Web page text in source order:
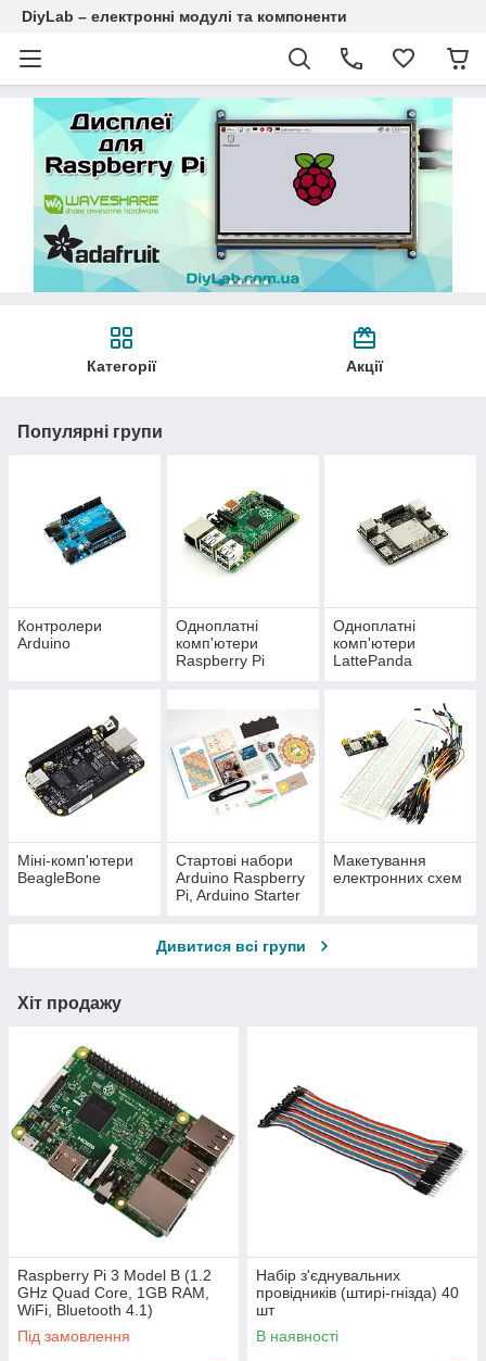
DiyLab – електронні модулі та компоненти
Категорії Акції
Популярні групи
Контролери
Arduino
Одноплатні
комп'ютери
Raspberry Pi
Одноплатні
комп'ютери
LattePanda
Міні-комп'ютери
BeagleBone
Стартові набори
Arduino Raspberry
Pi, Arduino Starter
Макетування
електронних схем
Дивитися всі групи
Хіт продажу
Raspberry Pi 3 Model B (1.2
GHz Quad Core, 1GB RAM,
WiFi, Bluetooth 4.1)
Під замовлення
Набір з'єднувальних
провідників (штирі-гнізда) 40
шт
В наявності